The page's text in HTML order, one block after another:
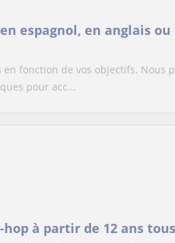
espagnol, en anglais ou
en fonction de vos objectifs.
pour acc...
hop à partir de 12 ans